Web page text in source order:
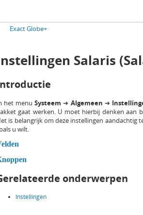
Exact Globe+
Salaris
het menu Systeem ➔ Algemeen ➔
gaat werken. U moet hierbij denken aan
is belangrijk om deze instellingen
u wilt.
onderwerpen
Instellingen